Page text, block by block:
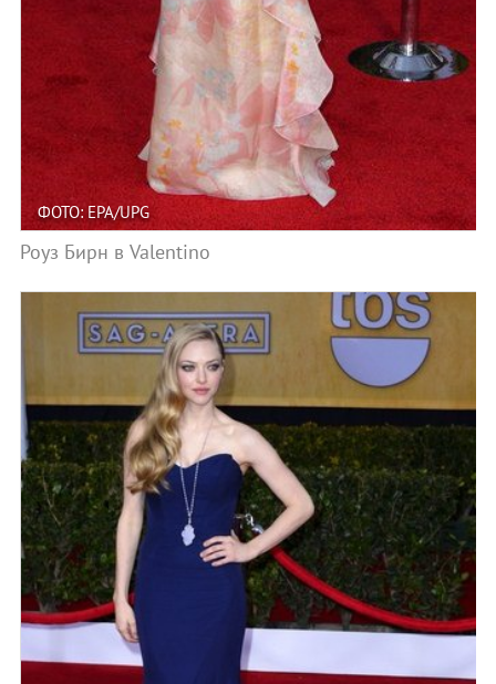
ФОТО: EPA/UPG
Роуз Бирн в Valentino